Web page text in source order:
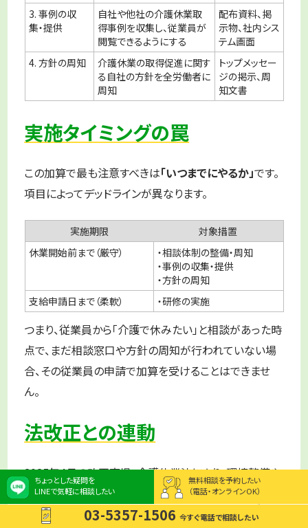
ちょっとした疑問を
LINEで気軽に相談したい
無料相談を予約したい
（電話・オンラインOK）
03-5357-1506 今すぐ電話で相談したい
3. 事例の収
集・提供
自社や他社の介護休業取
得事例を収集し、従業員が
閲覧できるようにする
配布資料、掲
示物、社内シス
テム画面
4. 方針の周知
介護休業の取得促進に関す
る自社の方針を全労働者に
周知
トップメッセー
ジの掲示、周
知文書
実施タイミングの罠
この加算で最も注意すべきは「いつまでにやるか」です。
項目によってデッドラインが異なります。
実施期限
対象措置
休業開始前まで（厳守）
・相談体制の整備・周知
・事例の収集・提供
・方針の周知
支給申請日まで（柔軟）
・研修の実施
つまり、従業員から「介護で休みたい」と相談があった時
点で、まだ相談窓口や方針の周知が行われていない場
合、その従業員の申請で加算を受けることはできませ
ん。
法改正との連動
2025年4月の改正育児・介護休業法により、環境整備や
相談窓口の設置は全企業の義務となりました。義務を
果たせば自然と助成金の要件もクリアできるため、法対